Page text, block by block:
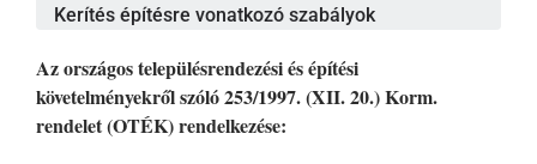
Kerítés építésre vonatkozó szabályok
Azországos településrendezési és építési
követelményekről szóló 253/1997. (XII. 20.) Korm.
rendelet(OTÉK) rendelkezése: